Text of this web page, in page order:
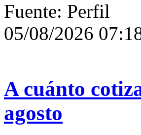
Fuente: Perfil
05/08/2026
A cuánto
agosto